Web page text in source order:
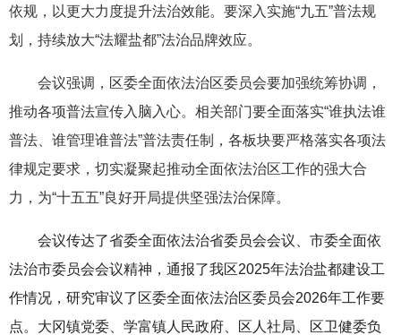
依规，以更大力度提升法治效能。要深入实施“九五”普法规
划，持续放大“法耀盐都”法治品牌效应。
会议强调，区委全面依法治区委员会要加强统筹协调，
推动各项普法宣传入脑入心。相关部门要全面落实“谁执法谁
普法、谁管理谁普法”普法责任制，各板块要严格落实各项法
律规定要求，切实凝聚起推动全面依法治区工作的强大合
力，为“十五五”良好开局提供坚强法治保障。
会议传达了省委全面依法治省委员会会议、市委全面依
法治市委员会会议精神，通报了我区2025年法治盐都建设工
作情况，研究审议了区委全面依法治区委员会2026年工作要
点。大冈镇党委、学富镇人民政府、区人社局、区卫健委负